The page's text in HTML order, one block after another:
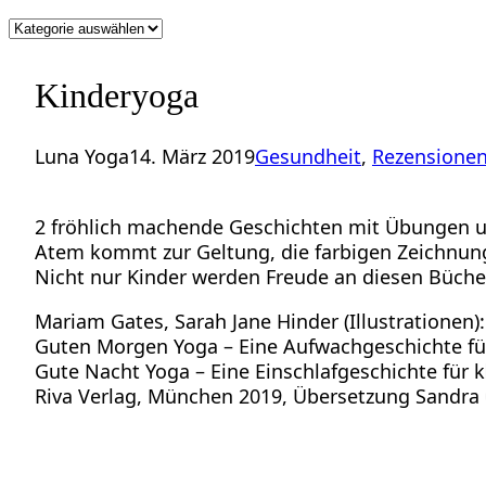
Kategorien
Kinderyoga
Luna Yoga14. März 2019Gesundheit, Rezensionen
2 fröhlich machende Geschichten mit Übungen
Atem kommt zur Geltung, die farbigen
Nicht nur Kinder werden Freude an diesen
Mariam Gates, Sarah Jane Hinder (Illustrationen):
Guten Morgen Yoga – Eine Aufwachgeschichte
Gute Nacht Yoga – Eine Einschlafgeschichte für
Riva Verlag, München 2019, Übersetzung